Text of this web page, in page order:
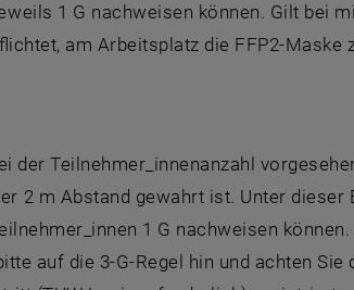
1 G nachweisen können. Gilt bei
am Arbeitsplatz die FFP2-Maske
der Teilnehmer_innenanzahl
2 m Abstand gewahrt ist. Unter dieser
1 G nachweisen
auf die 3-G-Regel hin und achten Sie